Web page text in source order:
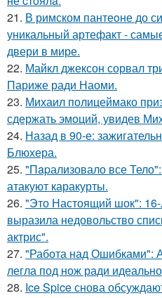
21. В римском пантеoне до
уникальный артефакт -
двери в мире.
22. Майкл джексон сорвал
Париже ради Наоми.
23. Михаил полицеймако
сдержать эмоций, увидев
24. Назад в 90-е:
Блюхера.
25. "Пapализовало все
атакуют каракурты.
26. "Это Настоящий шок":
выразила недовольство
актрис".
27. "Работа над Ошибками":
легла под нож ради
28. Ice Spice снова